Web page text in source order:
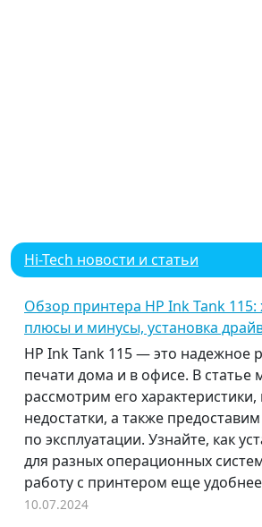
Hi-Tech новости и статьи
Обзор принтера HP Ink Tank 115:
плюсы и минусы, установка
HP Ink Tank 115 — это надежное
печати дома и в офисе. В
рассмотрим его
недостатки, а также
по эксплуатации. Узнайте, как
для разных операционных
работу с принтером еще
10.07.2024